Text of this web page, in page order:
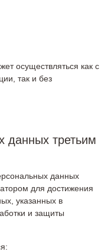
осуществляться как с
так и без
данных третьим
данных
для достижения
указанных в
и защиты